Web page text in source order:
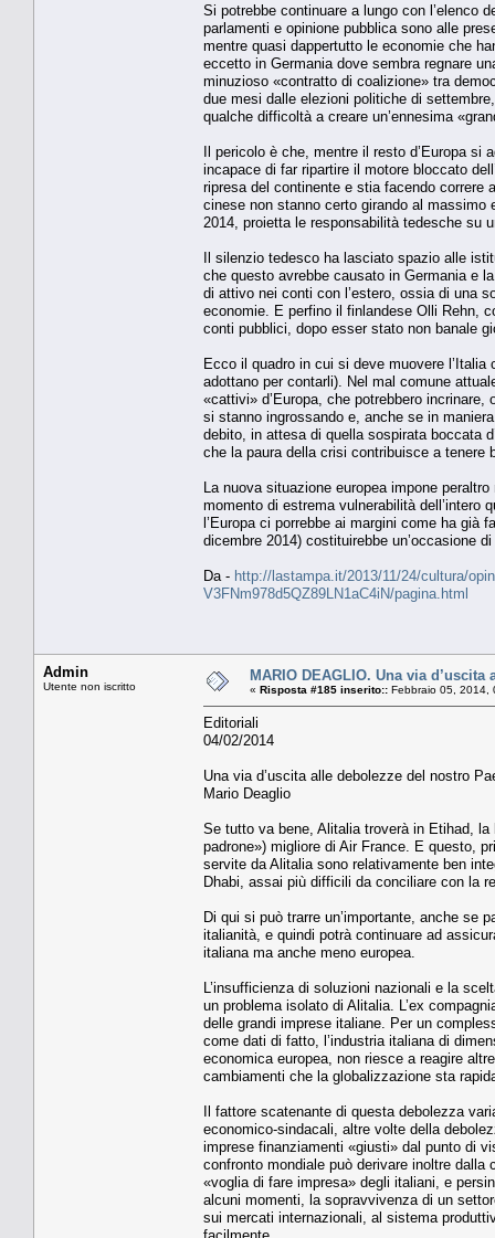
Si potrebbe continuare a lungo con l’elenco
parlamenti e opinione pubblica sono alle
mentre quasi dappertutto le economie che
eccetto in Germania dove sembra regnare
minuzioso «contratto di coalizione» tra
due mesi dalle elezioni politiche di
qualche difficoltà a creare un’ennesima
Il pericolo è che, mentre il resto d’Europa si
incapace di far ripartire il motore bloccato
ripresa del continente e stia facendo correre
cinese non stanno certo girando al
2014, proietta le responsabilità tedesche su
Il silenzio tedesco ha lasciato spazio alle
che questo avrebbe causato in Germania e
di attivo nei conti con l’estero, ossia di una
economie. E perfino il finlandese Olli Rehn,
conti pubblici, dopo esser stato non banale
Ecco il quadro in cui si deve muovere
adottano per contarli). Nel mal comune
«cattivi» d’Europa, che potrebbero
si stanno ingrossando e, anche se in
debito, in attesa di quella sospirata boccata
che la paura della crisi contribuisce a
La nuova situazione europea impone
momento di estrema vulnerabilità dell’intero
l’Europa ci porrebbe ai margini come ha già
dicembre 2014) costituirebbe un’occasione
Da - http://lastampa.it/2013/11/24/cultura/
V3FNm978d5QZ89LN1aC4iN/pagina.html
Admin
Utente non iscritto
MARIO DEAGLIO. Una via
« Risposta #185 inserito:: Febbraio 05, 2014,
Editoriali
04/02/2014
Una via d’uscita alle debolezze del nostro
Mario Deaglio
Se tutto va bene, Alitalia troverà in Etihad, la
padrone») migliore di Air France. E questo,
servite da Alitalia sono relativamente ben
Dhabi, assai più difficili da conciliare con la
Di qui si può trarre un’importante, anche se
italianità, e quindi potrà continuare ad
italiana ma anche meno europea.
L’insufficienza di soluzioni nazionali e la
un problema isolato di Alitalia. L’ex
delle grandi imprese italiane. Per un
come dati di fatto, l’industria italiana di
economica europea, non riesce a reagire
cambiamenti che la globalizzazione sta
Il fattore scatenante di questa debolezza
economico-sindacali, altre volte della
imprese finanziamenti «giusti» dal punto di
confronto mondiale può derivare inoltre
«voglia di fare impresa» degli italiani, e
alcuni momenti, la sopravvivenza di un
sui mercati internazionali, al sistema